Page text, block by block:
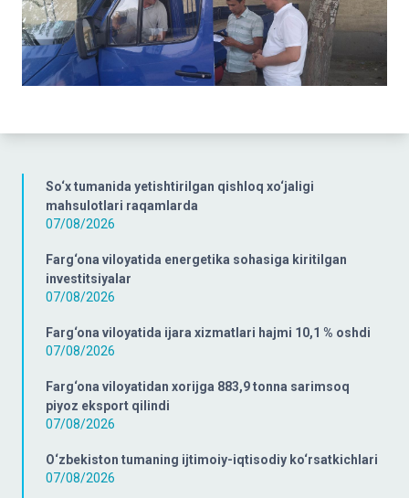
So‘x tumanida yetishtirilgan qishloq xo‘jaligi
mahsulotlari raqamlarda
07/08/2026
Farg‘ona viloyatida energetika sohasiga kiritilgan
investitsiyalar
07/08/2026
Farg‘ona viloyatida ijara xizmatlari hajmi 10,1 % oshdi
07/08/2026
Farg‘ona viloyatidan xorijga 883,9 tonna sarimsoq
piyoz eksport qilindi
07/08/2026
O‘zbekiston tumaning ijtimoiy-iqtisodiy ko‘rsatkichlari
07/08/2026